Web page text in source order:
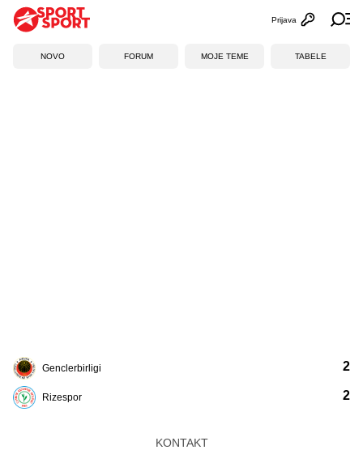
Otvori
Prijava
NOVO FORUM MOJE TEME TABELE
Genclerbirligi
Rizespor
2
2
KONTAKT